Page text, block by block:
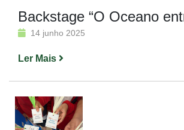
Backstage “O Oceano
14 junho 2025
Ler Mais